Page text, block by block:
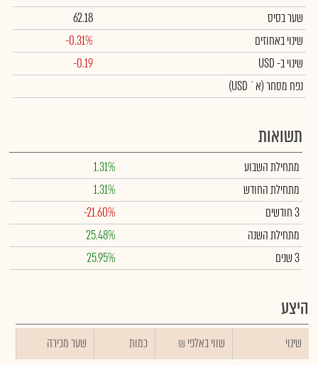
שער בסיס
62.18
שינוי באחוזים
-0.31%
שינויב- USD
-0.19
נפח מסחר(א` USD)
תשואות
מתחילת השבוע
1.31%
מתחילת החודש
1.31%
3 חודשים
-21.60%
מתחילת השנה
25.48%
3 שנים
25.95%
היצע
שינוי ₪ שווי באלפי כמות
שער מכירה